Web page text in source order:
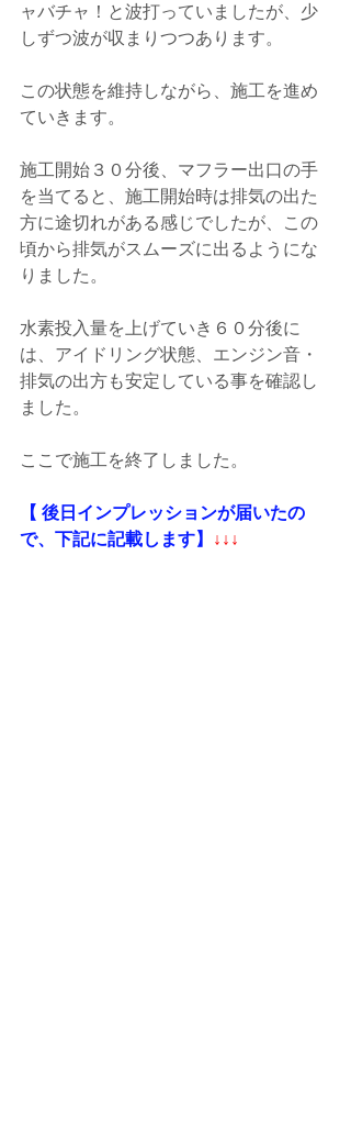
ャバチャ！と波打っていましたが、少
しずつ波が収まりつつあります。
この状態を維持しながら、施工を進め
ていきます。
施工開始３０分後、マフラー出口の手
を当てると、施工開始時は排気の出た
方に途切れがある感じでしたが、この
頃から排気がスムーズに出るようにな
りました。
水素投入量を上げていき６０分後に
は、アイドリング状態、エンジン音・
排気の出方も安定している事を確認し
ました。
ここで施工を終了しました。
【 後日インプレッションが届いたの
で、下記に記載します】
↓↓↓